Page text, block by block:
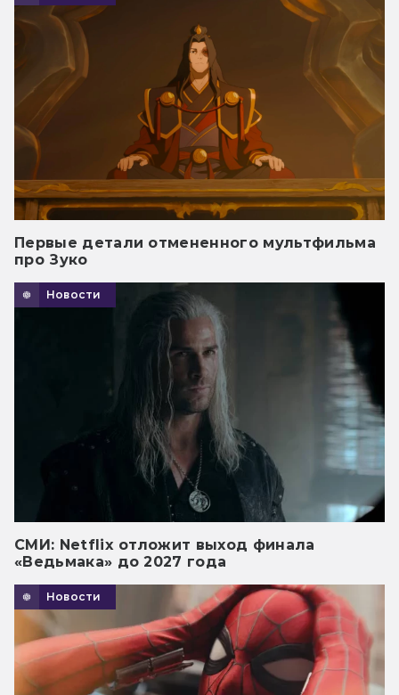
Первые детали отмененного мультфильма
про Зуко
Новости
СМИ: Netflix отложит выход финала
«Ведьмака» до 2027 года
Новости